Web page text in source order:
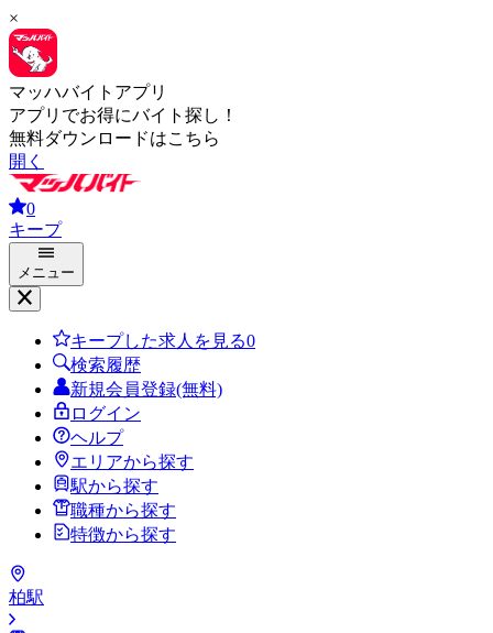
×
マッハバイトアプリ
アプリでお得にバイト探し！
無料ダウンロードはこちら
開く
0
キープ
メニュー
キープした求人を見る0
検索履歴
新規会員登録(無料)
ログイン
ヘルプ
エリアから探す
駅から探す
職種から探す
特徴から探す
柏駅